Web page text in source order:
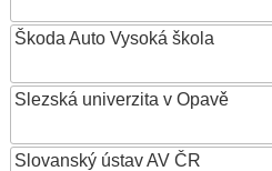
Škoda Auto Vysoká škola
Slezská univerzita v Opavě
Slovanský ústav AV ČR